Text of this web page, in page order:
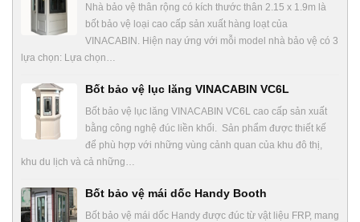
Nhà bảo vệ thân rộng có kích thước thân 2.15 x 1.9m là
bốt bảo vệ loại cao cấp sản xuất hàng loạt của
VINACABIN. Hiện nay ứng với mỗi model nhà bảo vệ có 3
lựa chọn: Lựa chọn…
Bốt bảo vệ lục lăng VINACABIN VC6L
Bốt bảo vệ lục lăng VINACABIN VC6L cao cấp sản xuất
bằng công nghệ đúc liền khối. Sản phẩm được thiết kế
để phù hợp với những vùng cảnh quan của khu đô thị,
khu du lịch và cả những…
Bốt bảo vệ mái dốc Handy Booth
Bốt bảo vệ mái dốc Handy được đúc từ vật liệu FRP, mang